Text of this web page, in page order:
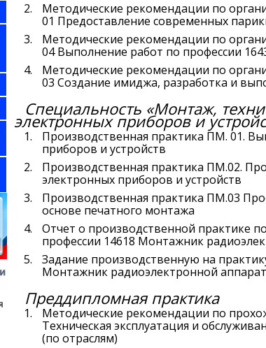
Методические рекомендации по
01 Предоставление современных
Методические рекомендации по
04 Выполнение работ по профессии
Методические рекомендации по
03 Создание имиджа, разработка и
Специальность «Монтаж,
электронных приборов и
Производственная практика ПМ. 01.
приборов и устройств
Производственная практика ПМ.02.
электронных приборов и устройств
Производственная практика ПМ.03
основе печатного монтажа
Отчет о производственной практике
профессии 14618 Монтажник
Задание производственную на
Монтажник радиоэлектронной
Преддипломная практика
Методические рекомендации по
Техническая эксплуатация и
(по отраслям)